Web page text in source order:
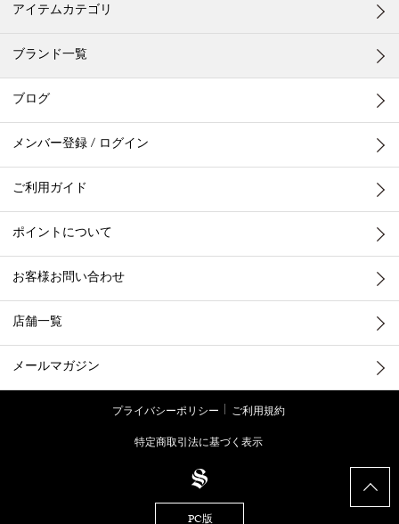
アイテムカテゴリ
ブランド一覧
ブログ
メンバー登録 / ログイン
ご利用ガイド
ポイントについて
お客様お問い合わせ
店舗一覧
メールマガジン
プライバシーポリシー
ご利用規約
特定商取引法に基づく表示